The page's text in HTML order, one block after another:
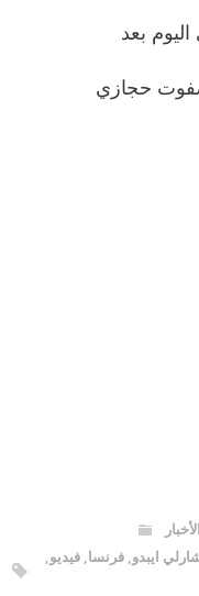
بعد
حجازي
ايبدو,فرنسا,فيديو,